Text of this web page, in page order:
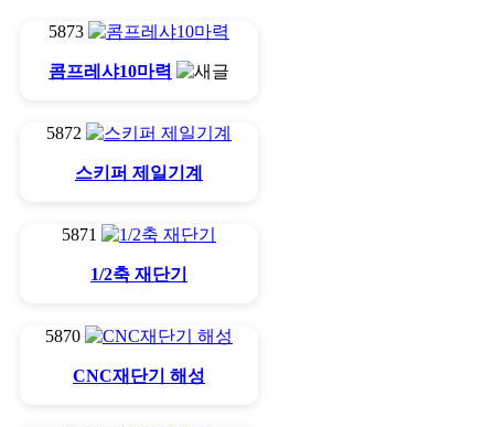
5873
콤프레샤10마력
5872
스키퍼 제일기계
5871
1/2축 재단기
5870
CNC재단기 해성